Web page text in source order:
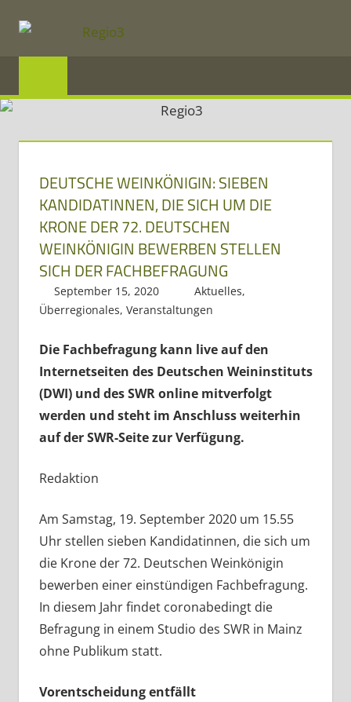
Inhalt
springen
Region
Mosel
und
Saar
Dreiländereck
DEUTSCHE WEINKÖNIGIN: SIEBEN
KANDIDATINNEN, DIE SICH UM DIE
KRONE DER 72. DEUTSCHEN
WEINKÖNIGIN BEWERBEN STELLEN
SICH DER FACHBEFRAGUNG
September 15, 2020 Regio3
Aktuelles,
Überregionales, Veranstaltungen
Die Fachbefragung kann live auf den
Internetseiten des Deutschen Weininstituts
(DWI) und des SWR online mitverfolgt
werden und steht im Anschluss weiterhin
auf der SWR-Seite zur Verfügung.
Redaktion
Am Samstag, 19. September 2020 um 15.55
Uhr stellen sieben Kandidatinnen, die sich um
die Krone der 72. Deutschen Weinkönigin
bewerben einer einstündigen Fachbefragung.
In diesem Jahr findet coronabedingt die
Befragung in einem Studio des SWR in Mainz
ohne Publikum statt.
Vorentscheidung entfällt